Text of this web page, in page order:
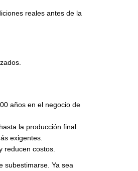
reales antes de la
años en el negocio de
la producción final.
exigentes.
reducen costos.
subestimarse. Ya sea